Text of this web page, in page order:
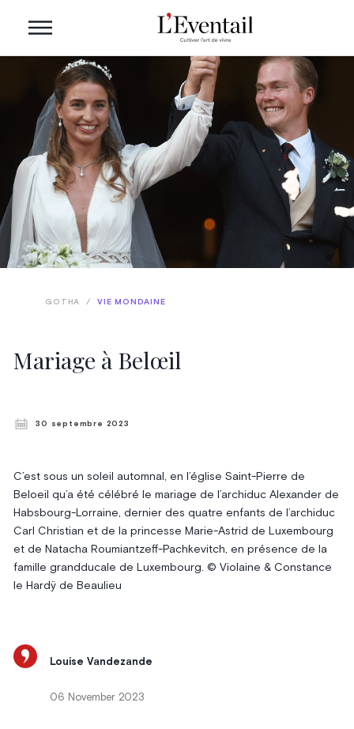
Mariage à Belœil
GOTHA / VIE MONDAINE
30 septembre 2023
C’est sous un soleil automnal, en l’église Saint-Pierre de
Beloeil qu’a été célébré le mariage de l’archiduc Alexander de
Habsbourg-Lorraine, dernier des quatre enfants de l’archiduc
Carl Christian et de la princesse Marie-Astrid de Luxembourg
et de Natacha Roumiantzeff-Pachkevitch, en présence de la
famille grandducale de Luxembourg. © Violaine & Constance
le Hardÿ de Beaulieu
Louise Vandezande
06 November 2023